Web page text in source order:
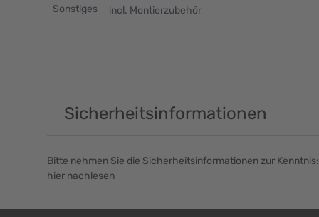
Sonstiges
incl. Montierzubehör
Sicherheitsinformationen
Bitte nehmen Sie die Sicherheitsinformationen zur Kenntnis:
hier nachlesen